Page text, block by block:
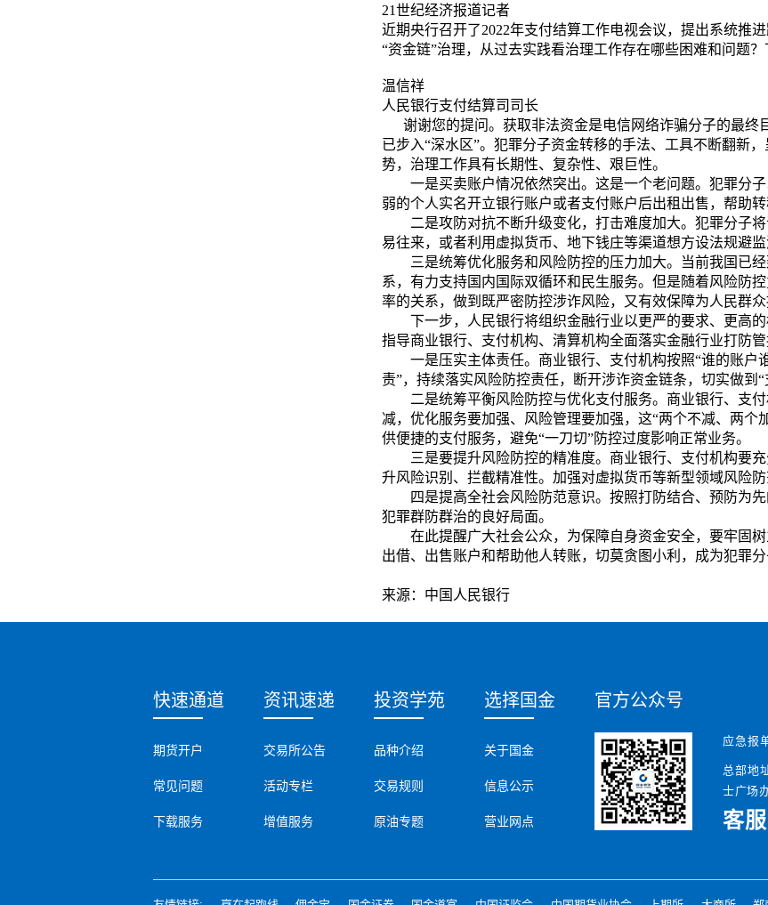
21世纪经济报道记者
近期央行召开了2022年支付结算工作电视会议，提出系统推
“资金链”治理，从过去实践看治理工作存在哪些困难和问题？
温信祥
人民银行支付结算司司长
谢谢您的提问。获取非法资金是电信网络诈骗分子的最终
已步入“深水区”。犯罪分子资金转移的手法、工具不断翻新
势，治理工作具有长期性、复杂性、艰巨性。
一是买卖账户情况依然突出。这是一个老问题。犯罪分子
弱的个人实名开立银行账户或者支付账户后出租出售，帮助转
二是攻防对抗不断升级变化，打击难度加大。犯罪分子将
易往来，或者利用虚拟货币、地下钱庄等渠道想方设法规避监
三是统筹优化服务和风险防控的压力加大。当前我国已经
系，有力支持国内国际双循环和民生服务。但是随着风险防
率的关系，做到既严密防控涉诈风险，又有效保障为人民群众
下一步，人民银行将组织金融行业以更严的要求、更高的
指导商业银行、支付机构、清算机构全面落实金融行业打防管
一是压实主体责任。商业银行、支付机构按照“谁的账户谁
责”，持续落实风险防控责任，断开涉诈资金链条，切实做到“
二是统筹平衡风险防控与优化支付服务。商业银行、支付
减，优化服务要加强、风险管理要加强，这“两个不减、两个
供便捷的支付服务，避免“一刀切”防控过度影响正常业务。
三是要提升风险防控的精准度。商业银行、支付机构要充
升风险识别、拦截精准性。加强对虚拟货币等新型领域风险防
四是提高全社会风险防范意识。按照打防结合、预防为先
犯罪群防群治的良好局面。
在此提醒广大社会公众，为保障自身资金安全，要牢固树
出借、出售账户和帮助他人转账，切莫贪图小利，成为犯罪分
来源：中国人民银行
快速通道
期货开户
常见问题
下载服务
资讯速递
交易所公告
活动专栏
增值服务
投资学苑
品种介绍
交易规则
原油专题
选择国金
关于国金
信息公示
营业网点
官方公众号
应急报
总部地
士广场
客